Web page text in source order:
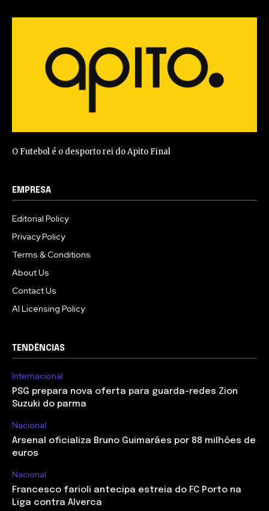
O Futebol é o desporto rei do Apito Final
EMPRESA
Editorial Policy
Privacy Policy
Terms & Conditions
About Us
Contact Us
AI Licensing Policy
TENDÊNCIAS
Internacional
PSG prepara nova oferta para guarda-redes Zion
Suzuki do parma
Nacional
Arsenal oficializa Bruno Guimarães por 88 milhões de
euros
Nacional
Francesco farioli antecipa estreia do FC Porto na
Liga contra Alverca